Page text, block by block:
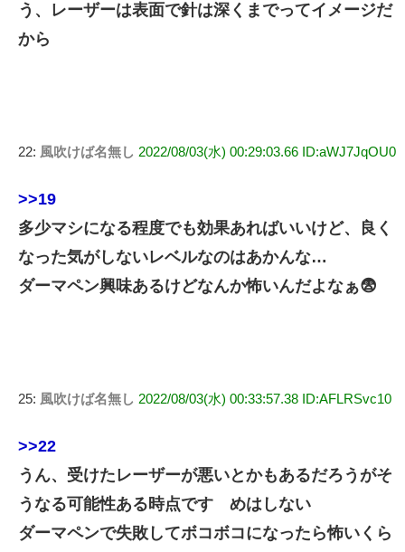
う、レーザーは表面で針は深くまでってイメージだ
から
22: 風吹けば名無し 2022/08/03(水) 00:29:03.66 ID:aWJ7JqOU0
>>19
多少マシになる程度でも効果あればいいけど、良く
なった気がしないレベルなのはあかんな…
ダーマペン興味あるけどなんか怖いんだよなぁ😨
25: 風吹けば名無し 2022/08/03(水) 00:33:57.38 ID:AFLRSvc10
>>22
うん、受けたレーザーが悪いとかもあるだろうがそ
うなる可能性ある時点ですゝめはしない
ダーマペンで失敗してボコボコになったら怖いくら